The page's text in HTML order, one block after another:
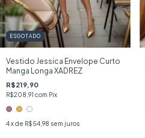
ESGOTADO
Vestido Jessica Envelope Curto
Manga Longa XADREZ
R$219,90
R$208,91 com Pix
4x de R$54,98 sem juros